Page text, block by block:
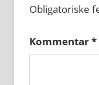
Obligatoriske
Kommentar*